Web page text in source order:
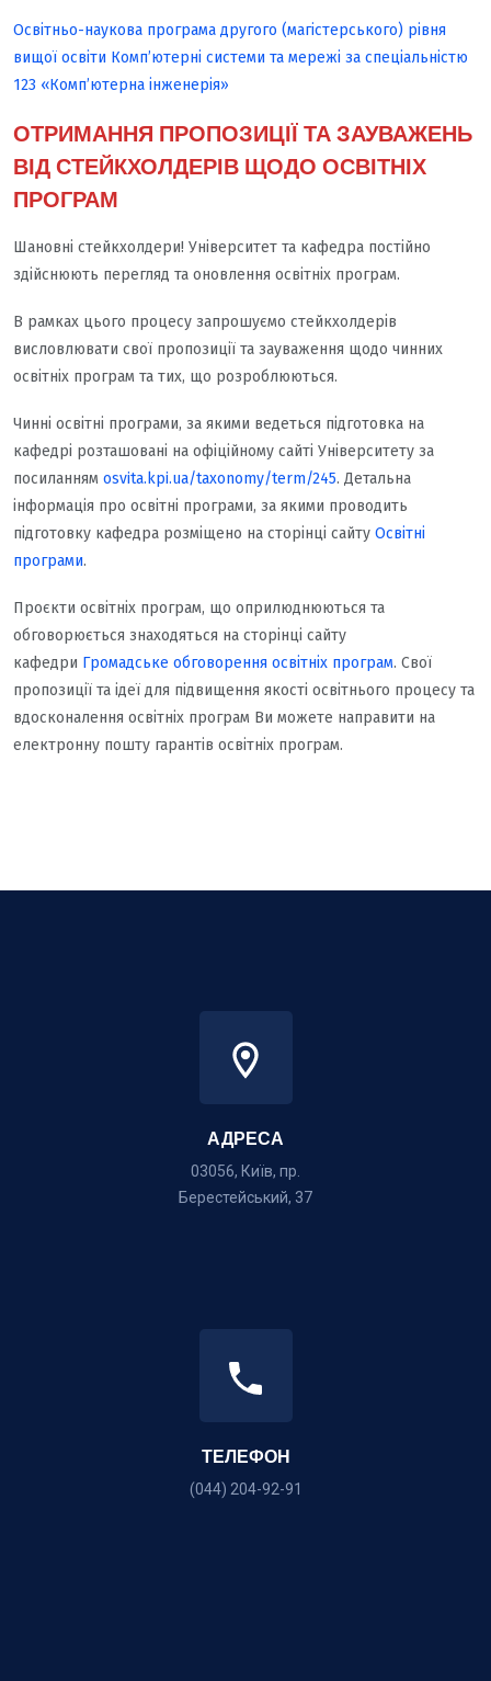
Освітньо-наукова програма другого (магістерського) рівня
вищої освіти Комп’ютерні системи та мережі за спеціальністю
123 «Комп’ютерна інженерія»
ОТРИМАННЯ ПРОПОЗИЦІЇ ТА ЗАУВАЖЕНЬ
ВІД СТЕЙКХОЛДЕРІВ ЩОДО ОСВІТНІХ
ПРОГРАМ
Шановні стейкхолдери! Університет та кафедра постійно
здійснюють перегляд та оновлення освітніх програм.
В рамках цього процесу запрошуємо стейкхолдерів
висловлювати свої пропозиції та зауваження щодо чинних
освітніх програм та тих, що розроблюються.
Чинні освітні програми, за якими ведеться підготовка на
кафедрі розташовані на офіційному сайті Університету за
посиланням osvita.kpi.ua/taxonomy/term/245. Детальна
інформація про освітні програми, за якими проводить
підготовку кафедра розміщено на сторінці сайту Освітні
програми.
Проєкти освітніх програм, що оприлюднюються та
обговорюється знаходяться на сторінці сайту
кафедри Громадське обговорення освітніх програм. Свої
пропозиції та ідеї для підвищення якості освітнього процесу та
вдосконалення освітніх програм Ви можете направити на
електронну пошту гарантів освітніх програм.
АДРЕСА
03056, Київ, пр.
Берестейський, 37
ТЕЛЕФОН
(044) 204-92-91